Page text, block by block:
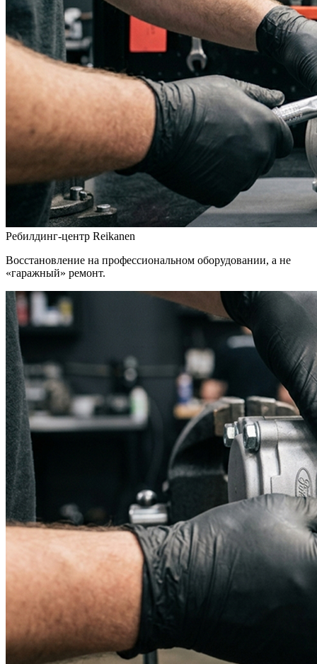
Ребилдинг-центр Reikanen
Восстановление на профессиональном оборудовании, а не
«гаражный» ремонт.